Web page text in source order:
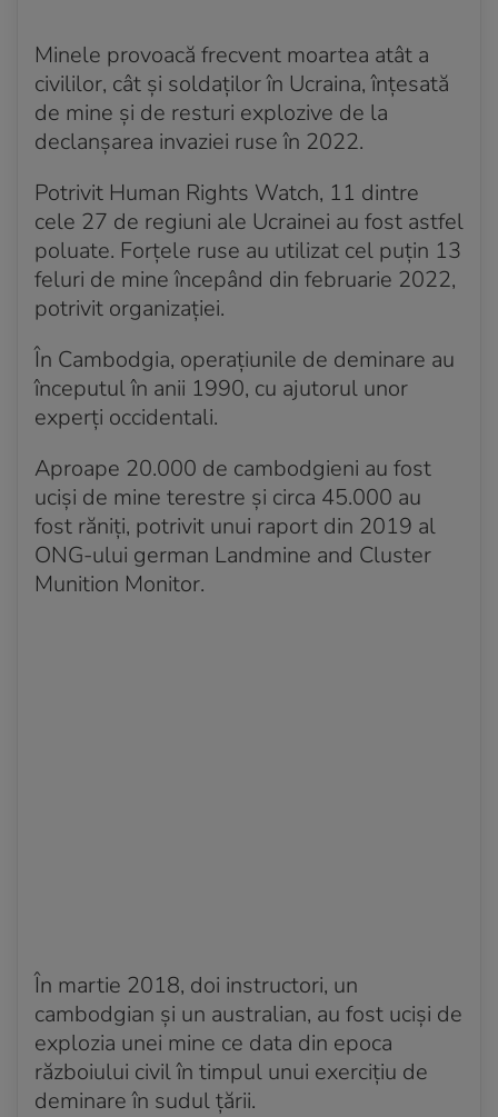
Minele provoacă frecvent moartea atât a
civililor, cât şi soldaţilor în Ucraina, înţesată
de mine şi de resturi explozive de la
declanşarea invaziei ruse în 2022.
Potrivit Human Rights Watch, 11 dintre
cele 27 de regiuni ale Ucrainei au fost astfel
poluate. Forţele ruse au utilizat cel puţin 13
feluri de mine începând din februarie 2022,
potrivit organizaţiei.
În Cambodgia, operaţiunile de deminare au
începutul în anii 1990, cu ajutorul unor
experţi occidentali.
Aproape 20.000 de cambodgieni au fost
ucişi de mine terestre şi circa 45.000 au
fost răniţi, potrivit unui raport din 2019 al
ONG-ului german Landmine and Cluster
Munition Monitor.
În martie 2018, doi instructori, un
cambodgian şi un australian, au fost ucişi de
explozia unei mine ce data din epoca
războiului civil în timpul unui exerciţiu de
deminare în sudul ţării.